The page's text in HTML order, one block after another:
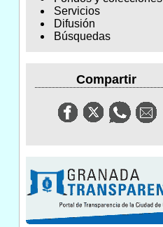
Servicios
Difusión
Búsquedas
Compartir